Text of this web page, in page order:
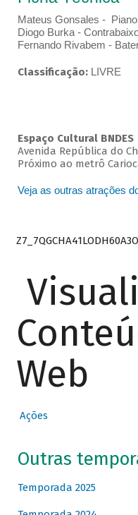
Mateus Gonsales - Piano
Diogo Burka -
Fernando Rivabem -
Classificação: LIVRE
Espaço Cultural BNDES
Avenida República do
Próximo ao metrô
Veja as outras atrações
Web
Ações
Outras
Temporada 2025